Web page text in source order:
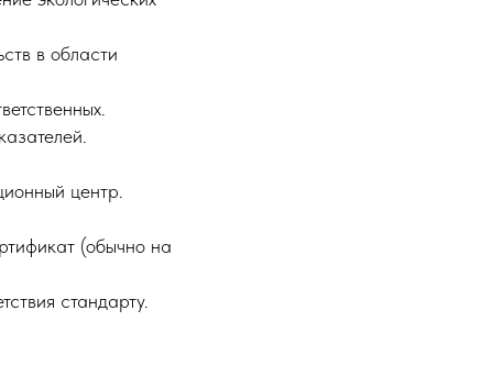
в области
центр.
(обычно на
стандарту.